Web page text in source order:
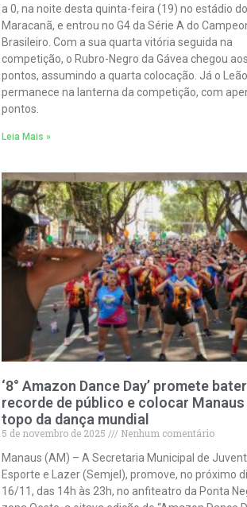
a 0, na noite desta quinta-feira (19) no estádio do
Maracanã, e entrou no G4 da Série A do
Brasileiro. Com a sua quarta vitória seguida na
competição, o Rubro-Negro da Gávea chegou
pontos, assumindo a quarta colocação. Já o Leão
permanece na lanterna da competição, com
pontos.
Leia Mais »
‘8° Amazon Dance Day’ promete bater
recorde de público e colocar Manaus
topo da dança mundial
5 de novembro de 2025
Nenhum comentário
Manaus (AM) – A Secretaria Municipal de
Esporte e Lazer (Semjel), promove, no próximo
16/11, das 14h às 23h, no anfiteatro da Ponta